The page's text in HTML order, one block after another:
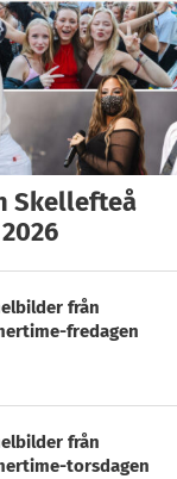
Skellefteå
från
fredagen
från
torsdagen